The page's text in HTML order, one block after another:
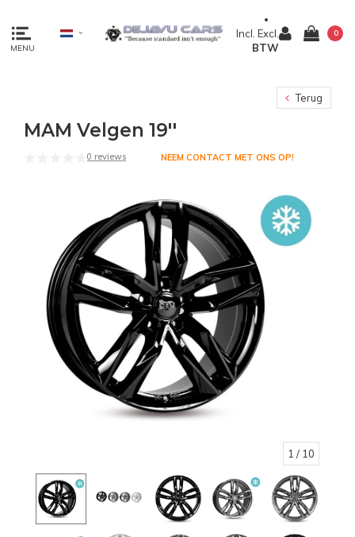
MENU
Incl. Excl.
BTW
0
Terug
MAM Velgen 19''
0 reviews NEEM CONTACT MET ONS OP!
1 / 10